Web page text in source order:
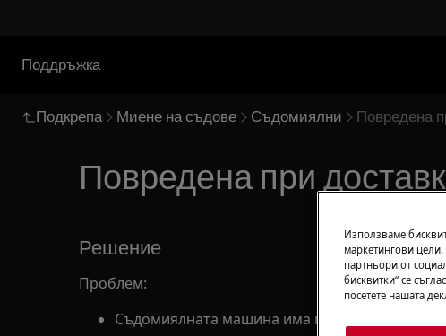
Поддръжка
Подкрепа Миене на съдове Съдомиялни Повредена
Повредена при
Решение
Проблем:
Съдомиялната машина има повредени или
Използваме
маркетингови
партньори от
бисквитки“ се
посетете нашата